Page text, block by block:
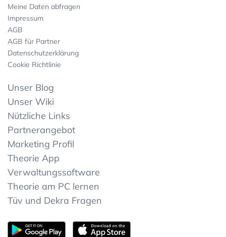
Meine Daten abfragen
Impressum
AGB
AGB für Partner
Datenschutzerklärung
Cookie Richtlinie
Unser Blog
Unser Wiki
Nützliche Links
Partnerangebot
Marketing Profil
Theorie App
Verwaltungssoftware
Theorie am PC lernen
Tüv und Dekra Fragen